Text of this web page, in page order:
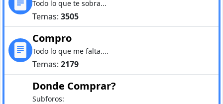
Todo lo que te sobra...
Temas: 3505
Compro
Todo lo que me falta....
Temas: 2179
Donde Comprar?
Subforos: